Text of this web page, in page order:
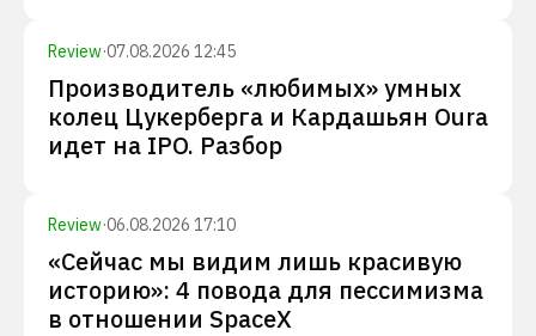
Review·07.08.2026 12:45
Производитель «любимых» умных
колец Цукерберга и Кардашьян Oura
идет на IPO. Разбор
Review·06.08.2026 17:10
«Сейчас мы видим лишь красивую
историю»: 4 повода для пессимизма
в отношении SpaceX